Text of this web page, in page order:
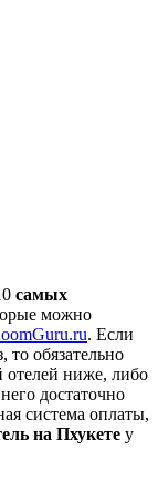
самых
можно
. Если
то обязательно
отелей ниже, либо
достаточно
система оплаты,
на Пхукете у